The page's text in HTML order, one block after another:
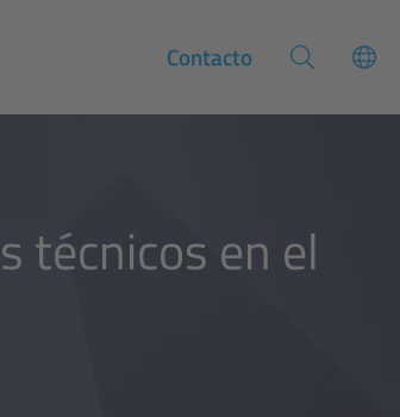
Contacto
técnicos en el